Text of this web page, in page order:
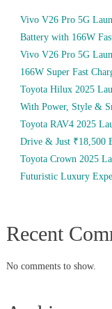
Vivo V26 Pro 5G
Battery with 166W
Vivo V26 Pro 5G
166W Super Fast
Toyota Hilux 2025
With Power, Style &
Toyota RAV4 2025
Drive & Just ₹18,500
Toyota Crown 2025
Futuristic Luxury
Recent
No comments to show.